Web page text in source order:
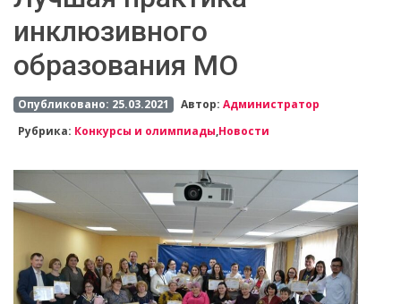
инклюзивного
образования МО
Опубликовано: 25.03.2021 Автор:Администратор
Рубрика: Конкурсы и олимпиады,Новости